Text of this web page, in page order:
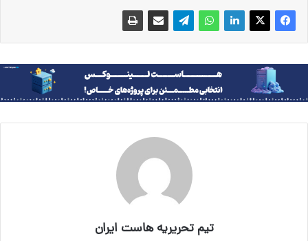
تیم تحریریه هاست ایران